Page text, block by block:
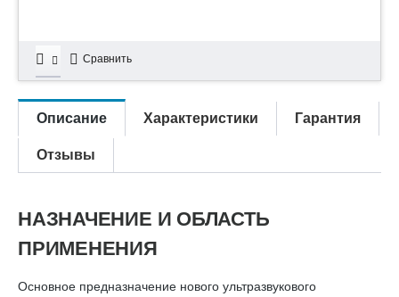
Сравнить
Описание Характеристики Гарантия
Отзывы
НАЗНАЧЕНИЕ И ОБЛАСТЬ
ПРИМЕНЕНИЯ
Основное предназначение нового ультразвукового